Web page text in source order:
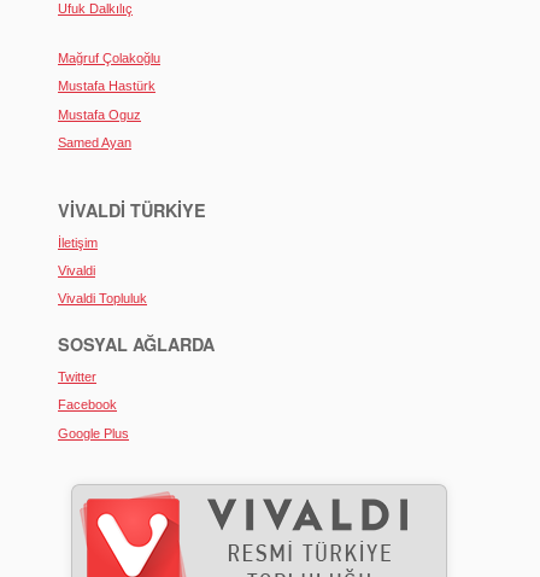
Ufuk Dalkılıç
Mağruf Çolakoğlu
Mustafa Hastürk
Mustafa Oguz
Samed Ayan
VIVALDI TÜRKIYE
İletişim
Vivaldi
Vivaldi Topluluk
SOSYAL AĞLARDA
Twitter
Facebook
Google Plus